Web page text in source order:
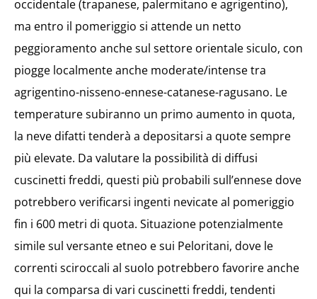
occidentale (trapanese, palermitano e agrigentino),
ma entro il pomeriggio si attende un netto
peggioramento anche sul settore orientale siculo, con
piogge localmente anche moderate/intense tra
agrigentino-nisseno-ennese-catanese-ragusano. Le
temperature subiranno un primo aumento in quota,
la neve difatti tenderà a depositarsi a quote sempre
più elevate. Da valutare la possibilità di diffusi
cuscinetti freddi, questi più probabili sull’ennese dove
potrebbero verificarsi ingenti nevicate al pomeriggio
fin i 600 metri di quota. Situazione potenzialmente
simile sul versante etneo e sui Peloritani, dove le
correnti sciroccali al suolo potrebbero favorire anche
qui la comparsa di vari cuscinetti freddi, tendenti